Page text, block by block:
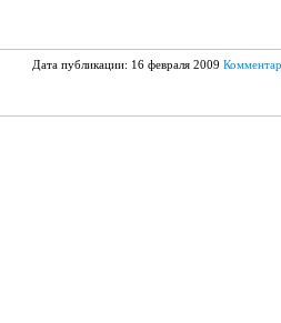
Дата публикации: 16 февраля 2009